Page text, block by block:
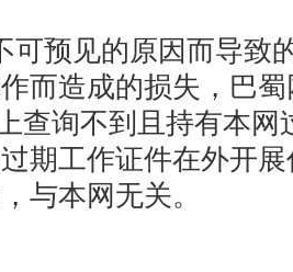
可预见的原因而导致
而造成的损失，巴
查询不到且持有本网
期工作证件在外开
与本网无关。